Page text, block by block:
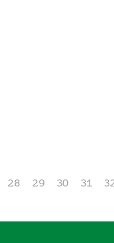
28 29 30 31